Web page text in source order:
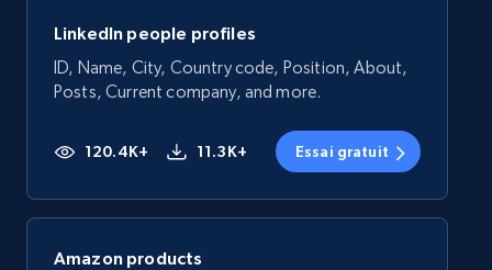
LinkedIn people profiles
ID, Name, City, Country code, Position, About,
Posts, Current company, and more.
120.4K+ 11.3K+ Essai gratuit
Amazon products